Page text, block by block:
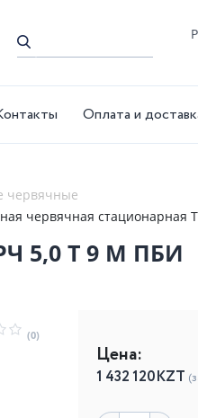
Оплата и
червячные
червячная стационарная
5,0 Т 9 М ПБИ
(0)
Цена:
1 432 120KZT